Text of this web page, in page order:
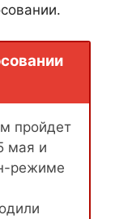
пройдет
мая и
режиме